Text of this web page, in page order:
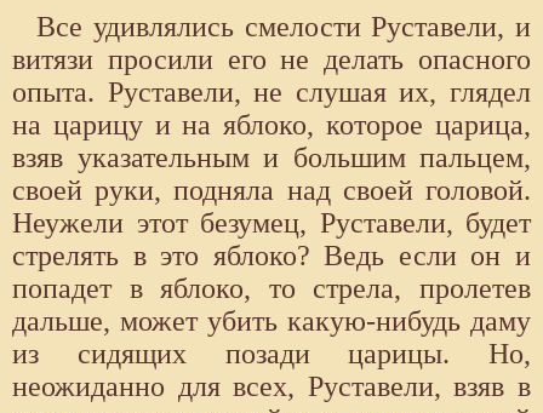
Все удивлялись смелости Руставели, и
витязи просили его не делать опасного
опыта. Руставели, не слушая их, глядел
на царицу и на яблоко, которое царица,
взяв указательным и большим пальцем,
своей руки, подняла над своей головой.
Неужели этот безумец, Руставели, будет
стрелять в это яблоко? Ведь если он и
попадет в яблоко, то стрела, пролетев
дальше, может убить какую-нибудь даму
из сидящих позади царицы. Но,
неожиданно для всех, Руставели, взяв в